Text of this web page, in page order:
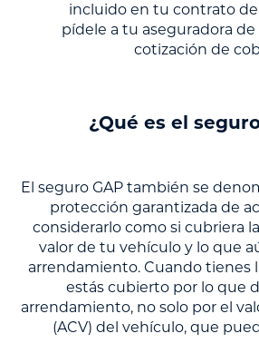
incluido en tu contrato
pídele a tu aseguradora
cotización de
¿Qué es el
El seguro GAP también se
protección garantizada de
considerarlo como si cubriera
valor de tu vehículo y lo que
arrendamiento. Cuando tienes
estás cubierto por lo que
arrendamiento, no solo por el
(ACV) del vehículo, que